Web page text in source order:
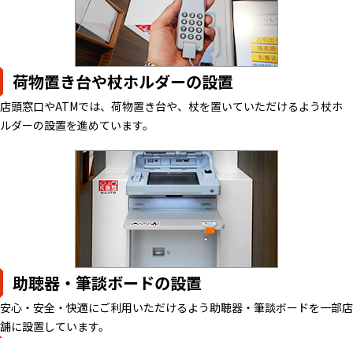
荷物置き台や杖ホルダーの設置
店頭窓口やATMでは、荷物置き台や、杖を置いていただけるよう杖ホ
ルダーの設置を進めています。
助聴器・筆談ボードの設置
安心・安全・快適にご利用いただけるよう助聴器・筆談ボードを一部店
舗に設置しています。